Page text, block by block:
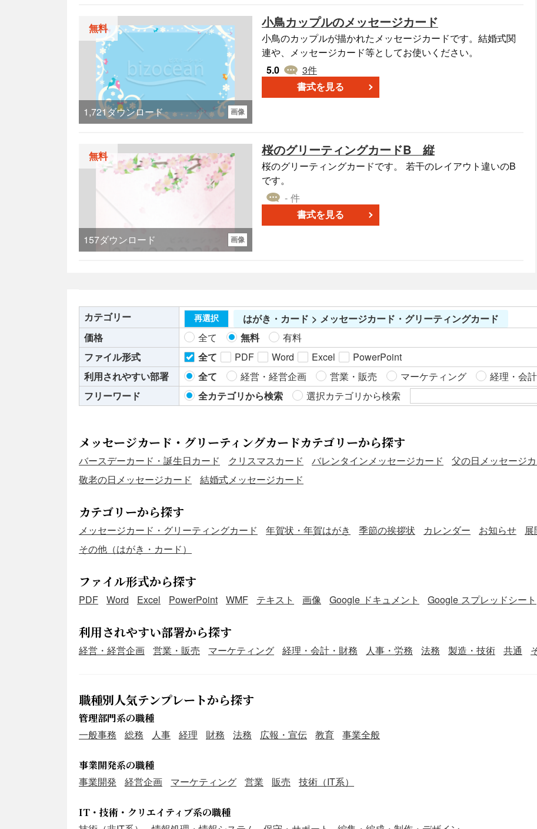
無料
1,721ダウンロード 画像
小鳥カップルのメッセージカード
小鳥のカップルが描かれたメッセージカードです。結婚式関
連や、メッセージカード等としてお使いください。
5.0
3件
書式を見る
無料
157ダウンロード 画像
桜のグリーティングカードB 縦
桜のグリーティングカードです。 若干のレイアウト違いのB
です。
- 件
書式を見る
カテゴリー 再選択
はがき・カード > メッセージカード・グリーティングカード
価格
全て 無料
有料
ファイル形式
全て PDF Word Excel
PowerPoint
利用されやすい部署
全て 経営・経営企画 営業・販売 マーケティング
経理・会
フリーワード
全カテゴリから検索 選択カテゴリから検索
メッセージカード・グリーティングカードカテゴリーから探す
バースデーカード・誕生日カード クリスマスカード バレンタインメッセージカード 父の日メッセージ
敬老の日メッセージカード
結婚式メッセージカード
カテゴリーから探す
メッセージカード・グリーティングカード 年賀状・年賀はがき 季節の挨拶状 カレンダー お知らせ
展
その他（はがき・カード）
ファイル形式から探す
PDF Word Excel PowerPoint WMF テキスト 画像 Google ドキュメント Google スプレッドシート
利用されやすい部署から探す
経営・経営企画 営業・販売 マーケティング 経理・会計・財務 人事・労務 法務 製造・技術 共通
職種別人気テンプレートから探す
管理部門系の職種
一般事務
総務 人事 経理 財務 法務 広報・宣伝 教育 事業全般
事業開発系の職種
事業開発
経営企画 マーケティング 営業 販売 技術（IT系）
IT・技術・クリエイティブ系の職種